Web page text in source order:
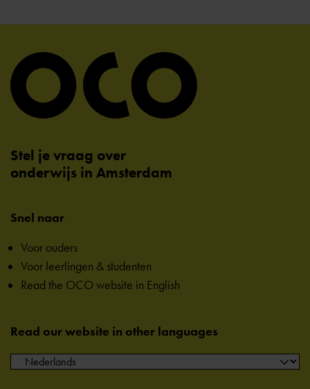
Stel je vraag over
onderwijs in Amsterdam
Snel naar
Voor ouders
Voor leerlingen & studenten
Read the OCO website in English
Read our website in other languages